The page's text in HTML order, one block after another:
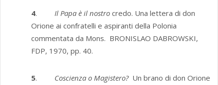
4. Il Papa è il nostro credo. Una lettera di don
Orione ai confratelli e aspiranti della Polonia
commentata da Mons. BRONISLAO DABROWSKI,
FDP, 1970, pp. 40.
5. Coscienza o Magistero? Un brano di don Orione